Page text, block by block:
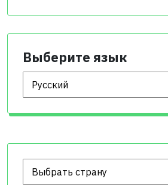
Выберите язык
Выберите язык